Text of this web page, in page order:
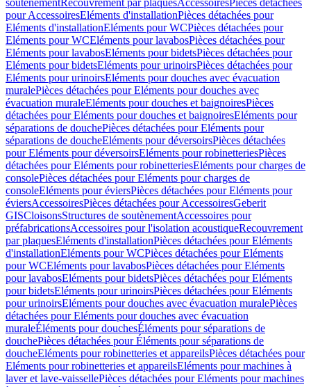
soutènementRecouvrement par plaquesAccessoiresPièces détachées
pour AccessoiresEléments d'installationPièces détachées pour
Eléments d'installationEléments pour WCPièces détachées pour
Eléments pour WCEléments pour lavabosPièces détachées pour
Eléments pour lavabosEléments pour bidetsPièces détachées pour
Eléments pour bidetsEléments pour urinoirsPièces détachées pour
Eléments pour urinoirsEléments pour douches avec évacuation
muralePièces détachées pour Eléments pour douches avec
évacuation muraleEléments pour douches et baignoiresPièces
détachées pour Eléments pour douches et baignoiresEléments pour
séparations de douchePièces détachées pour Eléments pour
séparations de doucheEléments pour déversoirsPièces détachées
pour Eléments pour déversoirsEléments pour robinetteriesPièces
détachées pour Eléments pour robinetteriesEléments pour charges de
consolePièces détachées pour Eléments pour charges de
consoleEléments pour éviersPièces détachées pour Eléments pour
éviersAccessoiresPièces détachées pour AccessoiresGeberit
GISCloisonsStructures de soutènementAccessoires pour
préfabricationsAccessoires pour l'isolation acoustiqueRecouvrement
par plaquesEléments d'installationPièces détachées pour Eléments
d'installationEléments pour WCPièces détachées pour Eléments
pour WCEléments pour lavabosPièces détachées pour Eléments
pour lavabosEléments pour bidetsPièces détachées pour Eléments
pour bidetsEléments pour urinoirsPièces détachées pour Eléments
pour urinoirsEléments pour douches avec évacuation muralePièces
détachées pour Eléments pour douches avec évacuation
muraleÉléments pour douchesÉléments pour séparations de
douchePièces détachées pour Éléments pour séparations de
doucheEléments pour robinetteries et appareilsPièces détachées pour
Eléments pour robinetteries et appareilsEléments pour machines à
laver et lave-vaissellePièces détachées pour Eléments pour machines